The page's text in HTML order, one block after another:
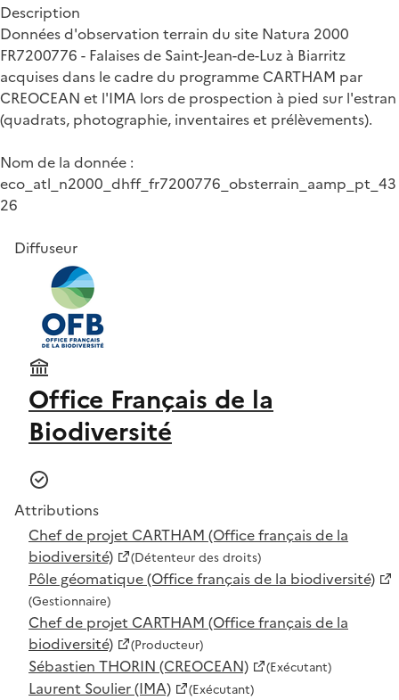
Description
Données d'observation terrain du site Natura 2000
FR7200776 - Falaises de Saint-Jean-de-Luz à Biarritz
acquises dans le cadre du programme CARTHAM par
CREOCEAN et l'IMA lors de prospection à pied sur l'estran
(quadrats, photographie, inventaires et prélèvements).
Nom de la donnée :
eco_atl_n2000_dhff_fr7200776_obsterrain_aamp_pt_43
26
Diffuseur
Office Français de la
Biodiversité
Attributions
Chef de projet CARTHAM (Office français de la
biodiversité)
(Détenteur des droits)
Pôle géomatique (Office français de la biodiversité)
(Gestionnaire)
Chef de projet CARTHAM (Office français de la
biodiversité)
(Producteur)
Sébastien THORIN (CREOCEAN) (Exécutant)
Laurent Soulier (IMA) (Exécutant)